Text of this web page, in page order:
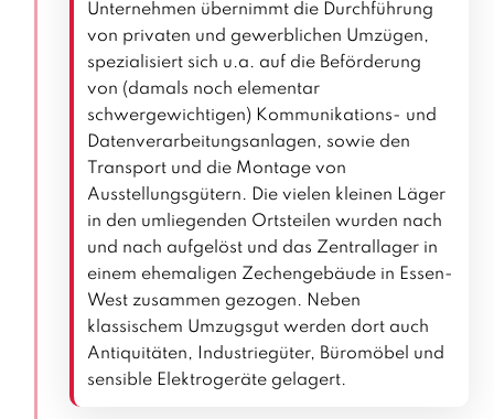
Unternehmen übernimmt die Durchführung
von privaten und gewerblichen Umzügen,
spezialisiert sich u.a. auf die Beförderung
von (damals noch elementar
schwergewichtigen) Kommunikations- und
Datenverarbeitungsanlagen, sowie den
Transport und die Montage von
Ausstellungsgütern. Die vielen kleinen Läger
in den umliegenden Ortsteilen wurden nach
und nach aufgelöst und das Zentrallager in
einem ehemaligen Zechengebäude in Essen-
West zusammen gezogen. Neben
klassischem Umzugsgut werden dort auch
Antiquitäten, Industriegüter, Büromöbel und
sensible Elektrogeräte gelagert.